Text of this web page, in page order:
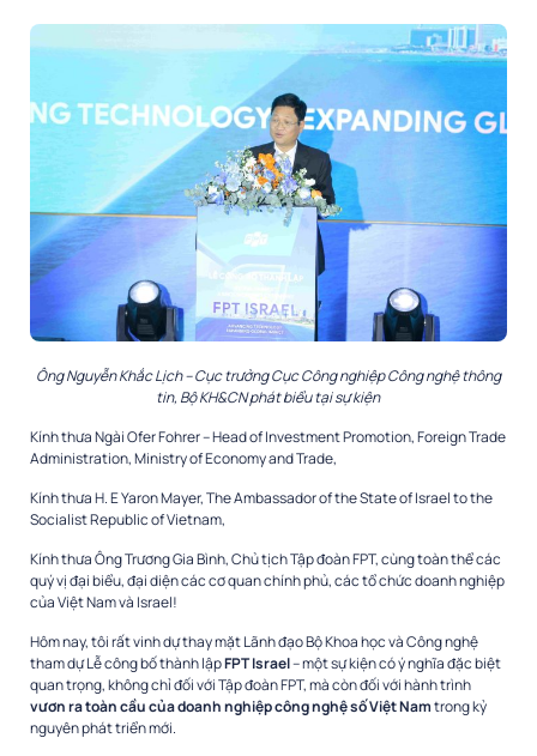
Ông Nguyễn Khắc Lịch – Cục trưởng Cục Công nghiệp Công nghệ thông
tin, Bộ KH&CN phát biểu tại sự kiện
Kính thưa Ngài Ofer Fohrer – Head of Investment Promotion, Foreign Trade
Administration, Ministry of Economy and Trade,
Kính thưa H. E Yaron Mayer, The Ambassador of the State of Israel to the
Socialist Republic of Vietnam,
Kính thưa Ông Trương Gia Bình, Chủ tịch Tập đoàn FPT, cùng toàn thể các
quý vị đại biểu, đại diện các cơ quan chính phủ, các tổ chức doanh nghiệp
của Việt Nam và Israel!
Hôm nay, tôi rất vinh dự thay mặt Lãnh đạo Bộ Khoa học và Công nghệ
tham dự Lễ công bố thành lậpFPT Israel– một sự kiện có ý nghĩa đặc biệt
quan trọng, không chỉ đối với Tập đoàn FPT, mà còn đối với hành trình
vươn ra toàn cầu của doanh nghiệp công nghệ số Việt Namtrong kỷ
nguyên phát triển mới.